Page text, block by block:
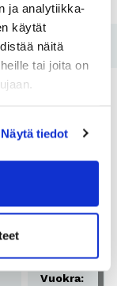
ja analytiikka-
käytät
näitä
tai joita on
Näytä tiedot
Vuokra: